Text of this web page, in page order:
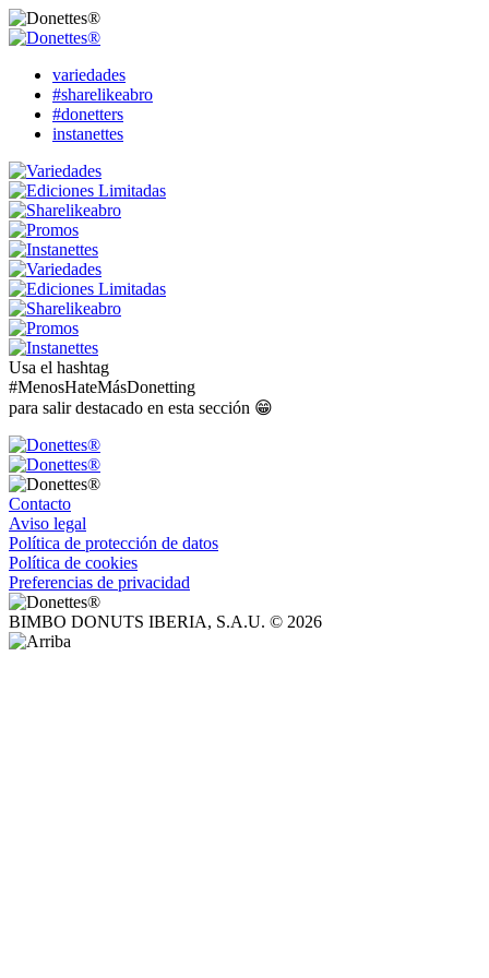
variedades
#sharelikeabro
#donetters
instanettes
Usa el hashtag
#MenosHateMásDonetting
para salir destacado en esta sección 😁
Contacto
Aviso legal
Política de protección de datos
Política de cookies
Preferencias de privacidad
BIMBO DONUTS IBERIA, S.A.U. © 2026